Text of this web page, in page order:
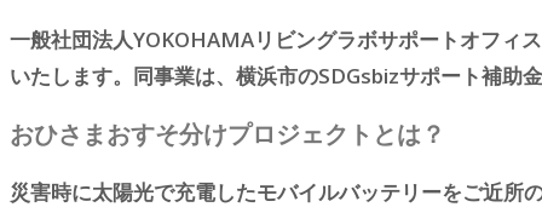
一般社団法人YOKOHAMAリビングラボサポートオフィ
いたします。同事業は、横浜市のSDGsbizサポート補助
おひさまおすそ分けプロジェクトとは？
災害時に太陽光で充電したモバイルバッテリーをご近所